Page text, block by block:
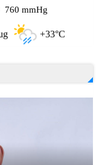
760 mmHg
+33°C